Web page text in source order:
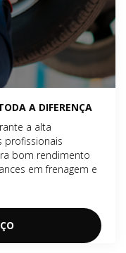
A DIFERENÇA
a alta
profissionais
bom rendimento
em frenagem e